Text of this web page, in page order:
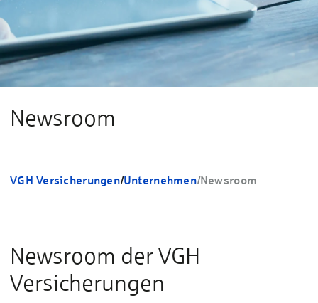
Newsroom
VGH Versicherungen/Unternehmen/Newsroom
Newsroom der VGH
Versicherungen